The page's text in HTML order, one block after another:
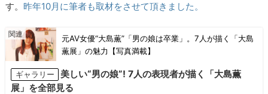
す。 昨年10月に筆者も取材をさせて頂きました。
元AV女優“大島薫”「男の娘は卒業」。7人が描く「大島
薫展」の魅力【写真満載】
ギャラリー
美しい“男の娘”! 7人の表現者が描く「大島薫
展」を全部見る